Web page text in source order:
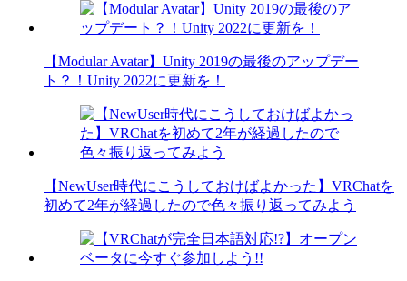
【Modular Avatar】Unity 2019の最後のアップデー
ト？！Unity 2022に更新を！
【NewUser時代にこうしておけばよかった】VRChatを
初めて2年が経過したので色々振り返ってみよう